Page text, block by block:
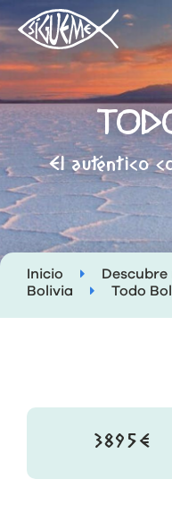
El auténtico
Inicio Descubre
Bolivia
Todo
3895€